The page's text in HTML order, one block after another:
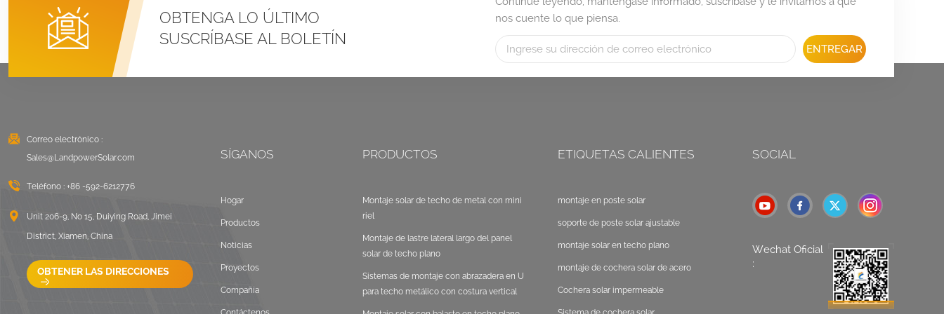
Sistemas de montaje
con abrazadera en U
para techo metálico
con costura vertical
VER DETALLES
plano Este Oeste
VER DETALLES
de rieles largos para
techos corrugados
OBTENGA LO ÚLTIMO
SUSCRÍBASE AL BOLETÍN
nos cuente lo que piensa.
ENTREGAR
Correo electrónico :
Sales@LandpowerSolar.com
Teléfono : +86 -592-6212776
Unit 206-9, No 15, Duiying Road, Jimei
District, Xiamen, China
OBTENER LAS DIRECCIONES
SÍGANOS
Hogar
Productos
Noticias
Proyectos
Compañía
PRODUCTOS
Montaje solar de techo de metal con mini
riel
Montaje de lastre lateral largo del panel
solar de techo plano
Sistemas de montaje con abrazadera en U
para techo metálico con costura vertical
ETIQUETAS CALIENTES
montaje en poste solar
soporte de poste solar ajustable
montaje solar en techo plano
montaje de cochera solar de acero
Cochera solar impermeable
SOCIAL
Wechat Oficial
: